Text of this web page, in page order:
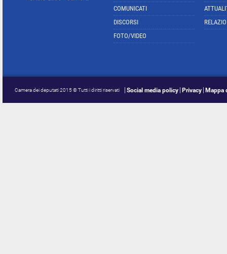
COMUNICATI
DISCORSI
FOTO/VIDEO
Camera dei deputati 2015 © Tutti i diritti riservati Social media policy Privacy Mappa